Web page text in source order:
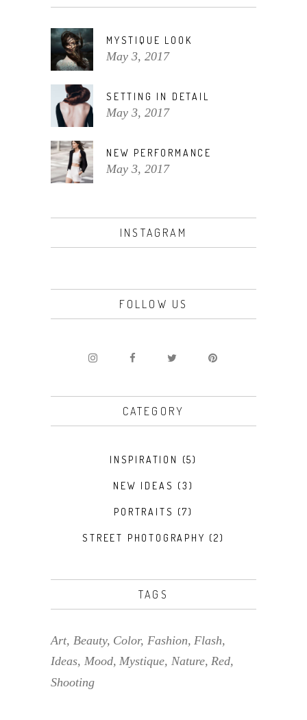
MYSTIQUE LOOK
May 3, 2017
SETTING IN DETAIL
May 3, 2017
NEW PERFORMANCE
May 3, 2017
INSTAGRAM
FOLLOW US
CATEGORY
INSPIRATION (5)
NEW IDEAS (3)
PORTRAITS (7)
STREET PHOTOGRAPHY (2)
TAGS
Art Beauty Color Fashion Flash
Ideas Mood Mystique Nature Red
Shooting